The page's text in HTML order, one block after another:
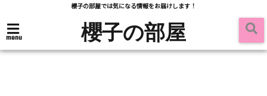
櫻子の部屋では気になる情報をお届けします！
menu 櫻子の部屋